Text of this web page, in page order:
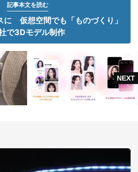
記事本文を読む
に 仮想空間でも「ものづくり」
で3Dモデル制作